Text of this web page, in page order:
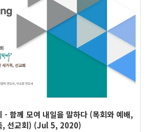
- 함께 모여 내일을 말하다 (목회와 예배,
, 선교회) (Jul 5, 2020)